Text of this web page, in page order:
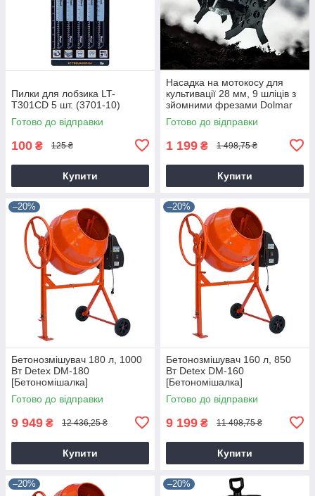
Пилки для лобзика LT-
T301CD 5 шт. (3701-10)
Готово до відправки
100 ₴ 125 ₴
Купити
Насадка на мотокосу для
культивації 28 мм, 9 шліців з
зйомними фрезами Dolmar
9T28
Готово до відправки
1 199 ₴ 1 498,75 ₴
Купити
–20%
Бетонозмішувач 180 л, 1000
Вт Detex DM-180
[Бетономішалка]
Готово до відправки
9 949 ₴ 12 436,25 ₴
Купити
–20%
Бетонозмішувач 160 л, 850
Вт Detex DM-160
[Бетономішалка]
Готово до відправки
9 199 ₴ 11 498,75 ₴
Купити
–20% –20%